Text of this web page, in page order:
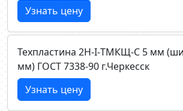
Узнать цену
Техпластина 2Н-I-ТМКЩ-C 5 мм
мм) ГОСТ 7338-90 г.Черкесск
Узнать цену